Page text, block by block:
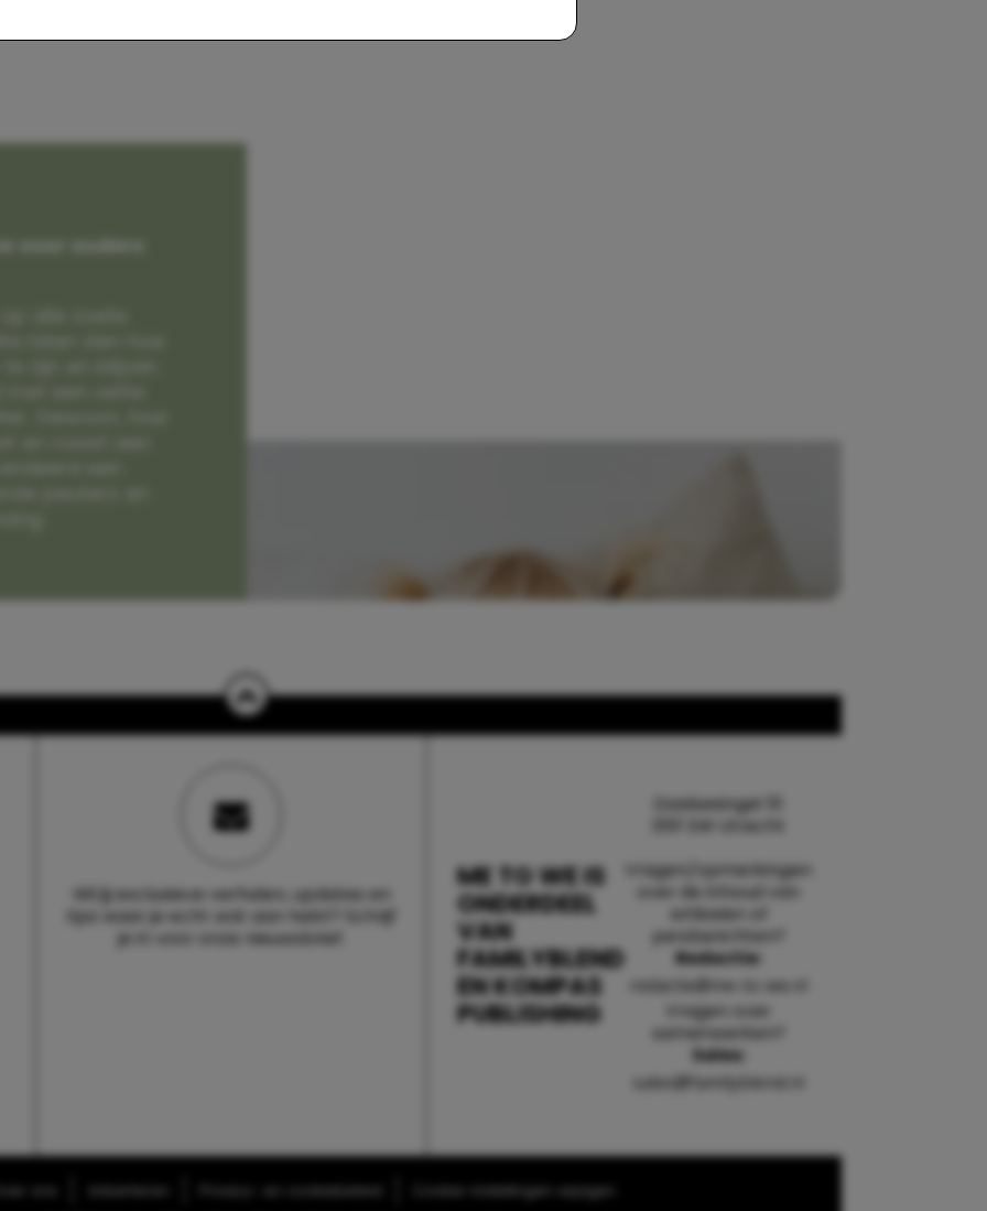
voor ouders
Wil jij exclusieve verhalen, updates en
tips waar je echt wat aan hebt? Schrijf
je in voor onze nieuwsbrief.
ME TO WE IS
ONDERDEEL
VAN
FAMILYBLEND
EN KOMPAS
PUBLISHING
Daalsesingel 51
3511 SW Utrecht
Vragen/opmerkingen
over de inhoud van
artikelen of
persberichten?
Redactie:
redactie@me-to-we.nl
Vragen over
samenwerken?
Sales:
sales@familyblend.nl
Cookie-instellingen wijzigen